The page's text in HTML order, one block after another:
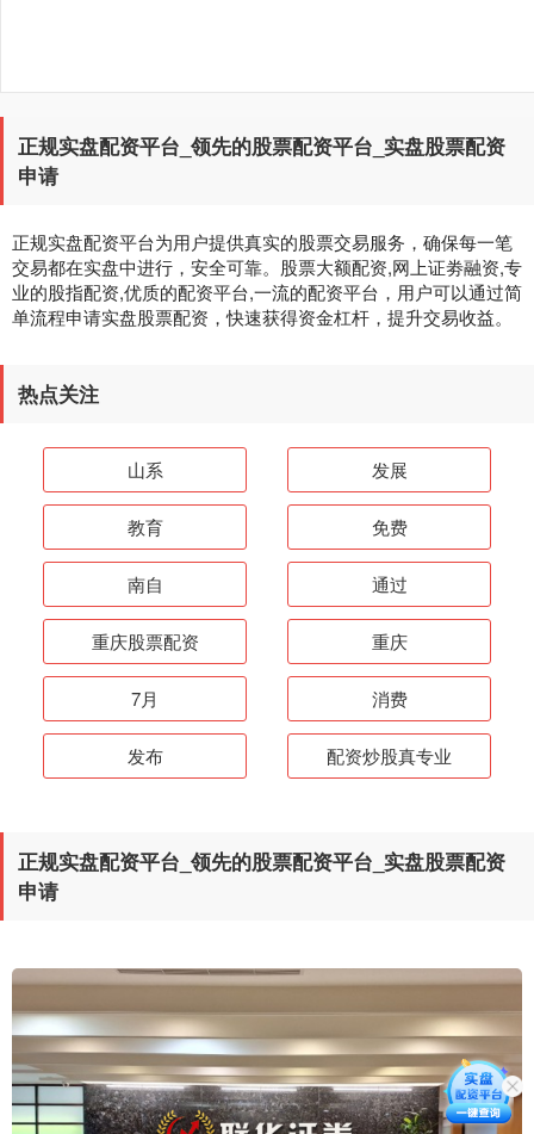
正规实盘配资平台_领先的股票配资平台_实盘股票配资
申请
正规实盘配资平台为用户提供真实的股票交易服务，确保每一笔
交易都在实盘中进行，安全可靠。股票大额配资,网上证劵融资,专
业的股指配资,优质的配资平台,一流的配资平台，用户可以通过简
单流程申请实盘股票配资，快速获得资金杠杆，提升交易收益。
热点关注
山系 发展
教育 免费
南自 通过
重庆股票配资 重庆
7月 消费
发布 配资炒股真专业
正规实盘配资平台_领先的股票配资平台_实盘股票配资
申请